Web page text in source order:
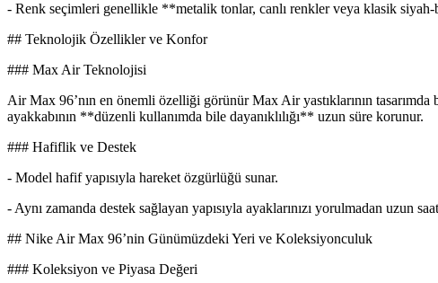
- Renk seçimleri genellikle **metalik tonlar, canlı renkler veya klasik
## Teknolojik Özellikler ve Konfor
### Max Air Teknolojisi
Air Max 96’nın en önemli özelliği görünür Max Air yastıklarının
ayakkabının **düzenli kullanımda bile dayanıklılığı** uzun süre korunur.
### Hafiflik ve Destek
- Model hafif yapısıyla hareket özgürlüğü sunar.
- Aynı zamanda destek sağlayan yapısıyla ayaklarınızı yorulmadan uzun
## Nike Air Max 96’nin Günümüzdeki Yeri ve Koleksiyonculuk
### Koleksiyon ve Piyasa Değeri